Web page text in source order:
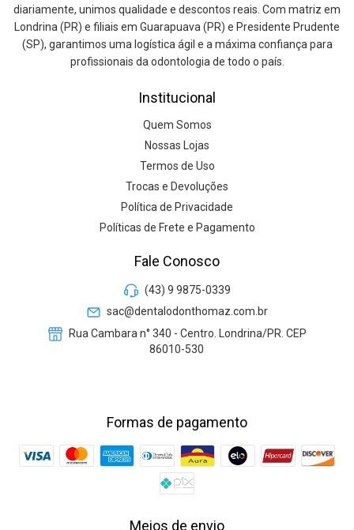
diariamente, unimos qualidade e descontos reais. Com matriz em
Londrina (PR) e filiais em Guarapuava (PR) e Presidente Prudente
(SP), garantimos uma logística ágil e a máxima confiança para
profissionais da odontologia de todo o país.
Institucional
Quem Somos
Nossas Lojas
Termos de Uso
Trocas e Devoluções
Política de Privacidade
Políticas de Frete e Pagamento
Fale Conosco
(43) 9 9875-0339
sac@dentalodonthomaz.com.br
Rua Cambara n° 340 - Centro. Londrina/PR. CEP
86010-530
Formas de pagamento
Meios de envio